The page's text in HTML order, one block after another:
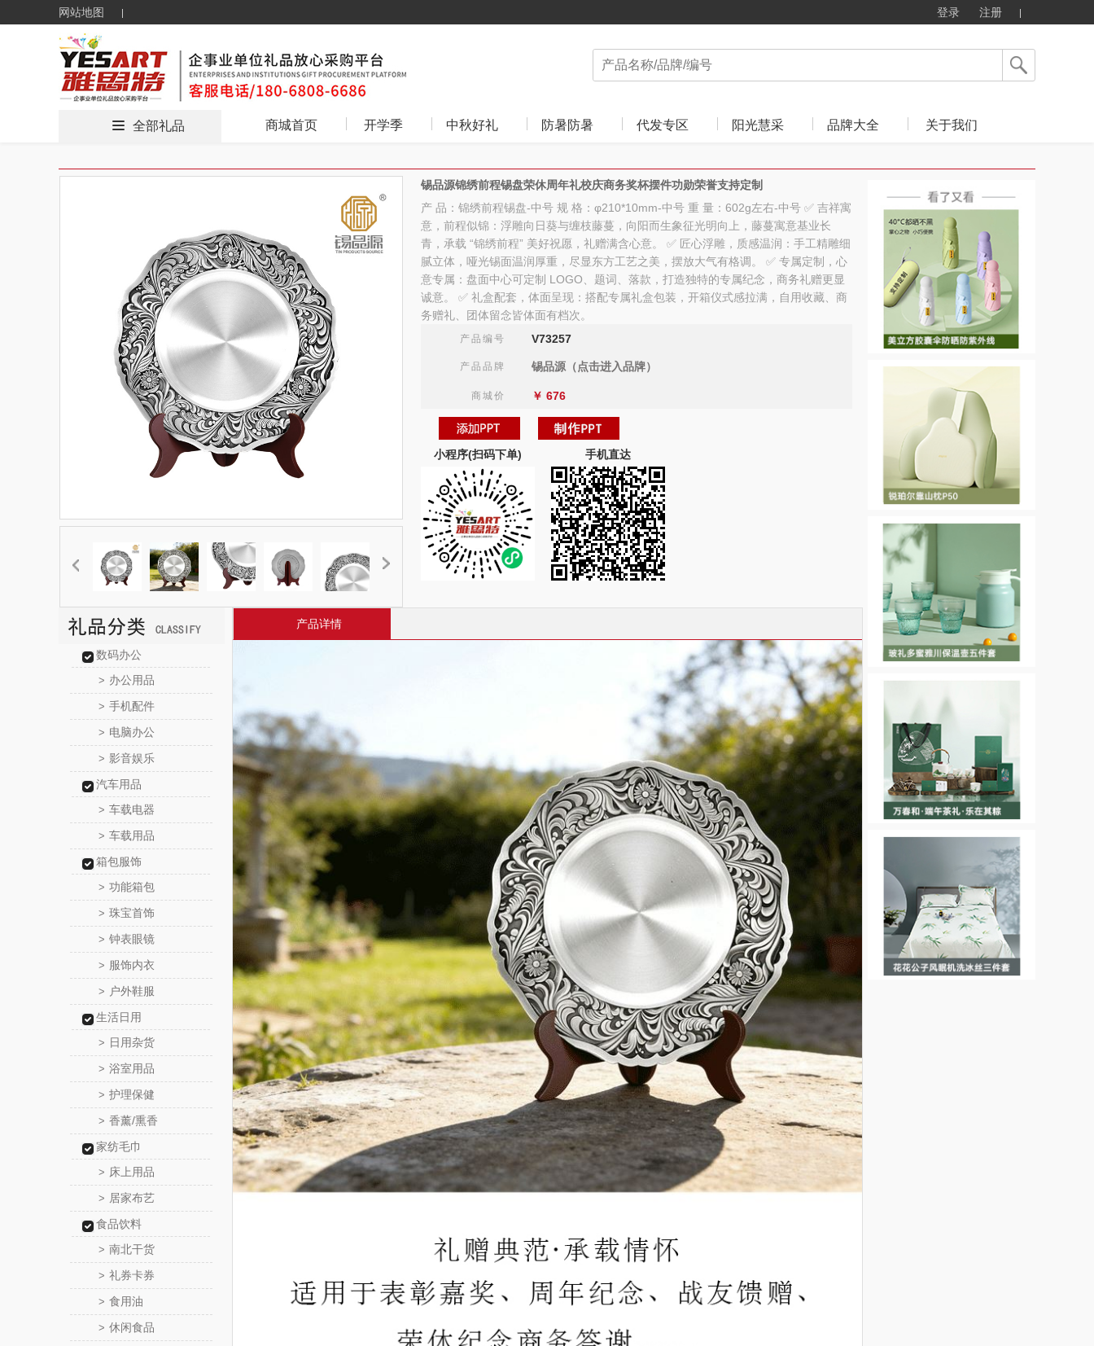
网站地图 登录 注册
全部礼品 商城首页 开学季 中秋好礼 防暑防暑 代发专区 阳光慧采 品牌大全 关于我们
锡品源锦绣前程锡盘荣休周年礼校庆商务奖杯摆件功勋荣誉支持定制
产 品：锦绣前程锡盘-中号 规 格：φ210*10mm-中号 重 量：602g左右-中号 ✅ 吉祥寓
意，前程似锦：浮雕向日葵与缠枝藤蔓，向阳而生象征光明向上，藤蔓寓意基业长
青，承载 “锦绣前程” 美好祝愿，礼赠满含心意。 ✅ 匠心浮雕，质感温润：手工精雕细
腻立体，哑光锡面温润厚重，尽显东方工艺之美，摆放大气有格调。 ✅ 专属定制，心
意专属：盘面中心可定制 LOGO、题词、落款，打造独特的专属纪念，商务礼赠更显
诚意。 ✅ 礼盒配套，体面呈现：搭配专属礼盒包装，开箱仪式感拉满，自用收藏、商
务赠礼、团体留念皆体面有档次。
产品编号 V73257
产品品牌 锡品源（点击进入品牌）
商城价 ￥ 676
小程序(扫码下单) 手机直达
数码办公
> 办公用品
> 手机配件
> 电脑办公
> 影音娱乐
汽车用品
> 车载电器
> 车载用品
箱包服饰
> 功能箱包
> 珠宝首饰
> 钟表眼镜
> 服饰内衣
> 户外鞋服
生活日用
> 日用杂货
> 浴室用品
> 护理保健
> 香薰/熏香
家纺毛巾
> 床上用品
> 居家布艺
食品饮料
> 南北干货
> 礼券卡券
> 食用油
> 休闲食品
产品详情